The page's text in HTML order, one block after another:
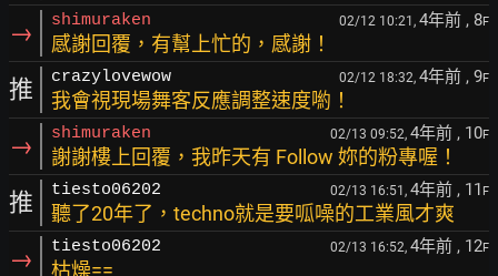
→ shimuraken 02/12 10:21, 4年前 , 8F
感謝回覆，有幫上忙的，感謝！
推 crazylovewow 02/12 18:32, 4年前 , 9F
我會視現場舞客反應調整速度喲！
→ shimuraken 02/13 09:52, 4年前 , 10F
謝謝樓上回覆，我昨天有 Follow 妳的粉專喔！
推 tiesto06202 02/13 16:51, 4年前 , 11 F
聽了20年了，techno就是要呱噪的工業風才爽
→ tiesto06202 02/13 16:52, 4年前 , 12F
枯燥==